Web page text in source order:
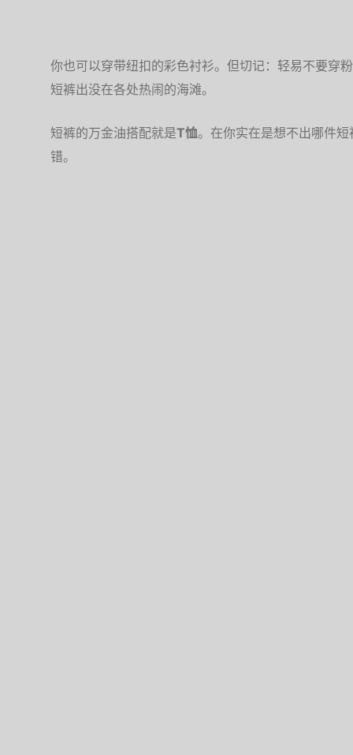
你也可以穿带纽扣的彩色衬衫。但切记：轻易不要穿
短裤出没在各处热闹的海滩。
短裤的万金油搭配就是T恤。在你实在是想不出哪件
错。